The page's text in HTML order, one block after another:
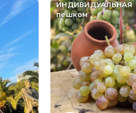
ИНДИВИДУАЛЬНАЯ
пешком